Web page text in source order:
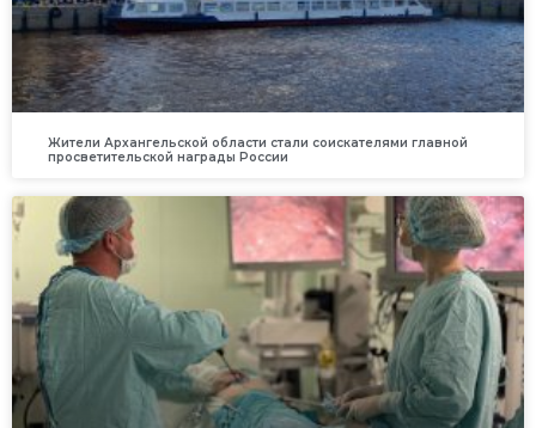
Жители Архангельской области стали соискателями главной
просветительской награды России